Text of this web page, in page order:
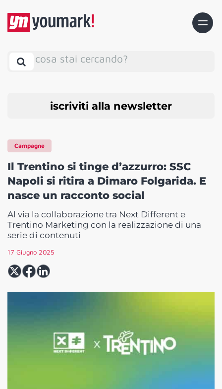
cosa stai cercando?
iscriviti alla newsletter
Campagne
Il Trentino si tinge d’azzurro: SSC
Napoli si ritira a Dimaro Folgarida. E
nasce un racconto social
Al via la collaborazione tra Next Different e
Trentino Marketing con la realizzazione di una
serie di contenuti
17 Giugno 2025